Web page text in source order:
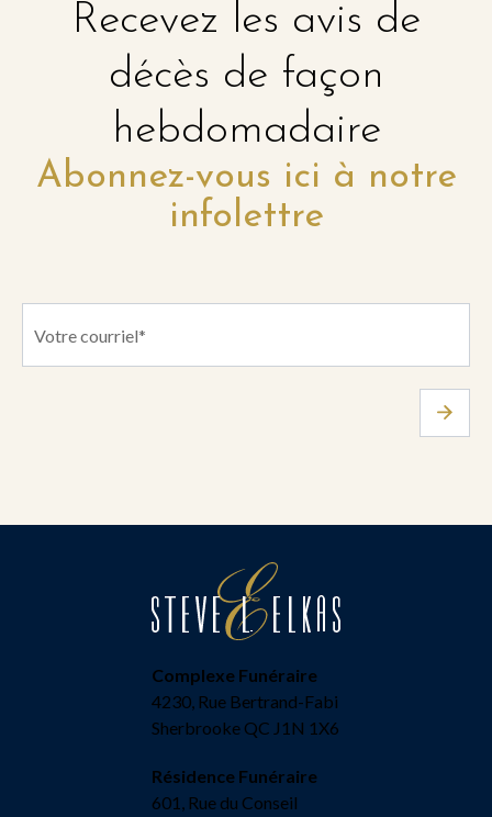
Recevez les avis de
décès de façon
hebdomadaire
Abonnez-vous ici à notre
infolettre
Complexe Funéraire
4230, Rue Bertrand-Fabi
Sherbrooke QC J1N 1X6
Résidence Funéraire
601, Rue du Conseil